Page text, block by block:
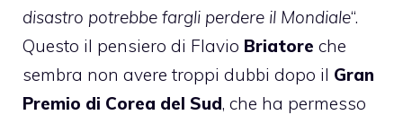
disastro potrebbe fargli perdere il Mondiale“.
Questo il pensiero di Flavio Briatore che
sembra non avere troppi dubbi dopo il Gran
Premio di Corea del Sud, che ha permesso